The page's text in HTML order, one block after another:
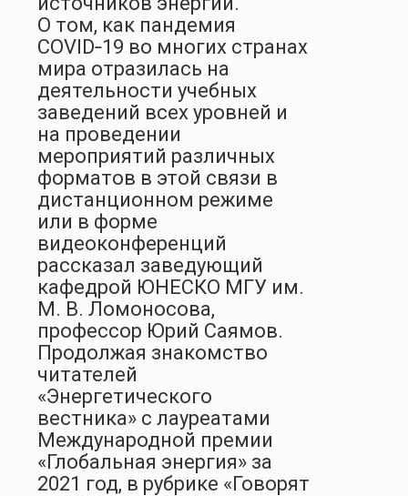
О том, как пандемия
COVID‑19 во многих странах
мира отразилась на
деятельности учебных
заведений всех уровней и
на проведении
мероприятий различных
форматов в этой связи в
дистанционном режиме
или в форме
видеоконференций
рассказал заведующий
кафедрой ЮНЕСКО МГУ им.
М. В. Ломоносова,
профессор Юрий Саямов.
Продолжая знакомство
читателей
«Энергетического
вестника» с лауреатами
Международной премии
«Глобальная энергия» за
2021 год, в рубрике «Говорят